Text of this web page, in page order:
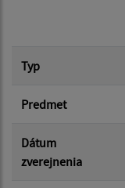
Typ:
Typ
Predmet
Dátum
zverejnenia